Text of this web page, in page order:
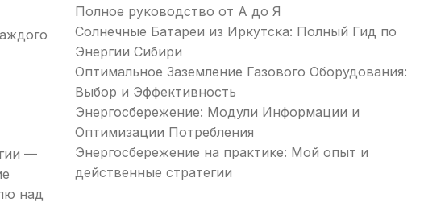
—
над
Полное руководство от А до Я
Солнечные Батареи из Иркутска: Полный Гид по
Энергии Сибири
Оптимальное Заземление Газового Оборудования:
Выбор и Эффективность
Энергосбережение: Модули Информации и
Оптимизации Потребления
Энергосбережение на практике: Мой опыт и
действенные стратегии